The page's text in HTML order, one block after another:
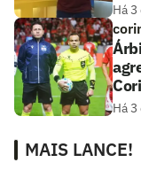
Há 3
Há 3
MAIS LANCE!